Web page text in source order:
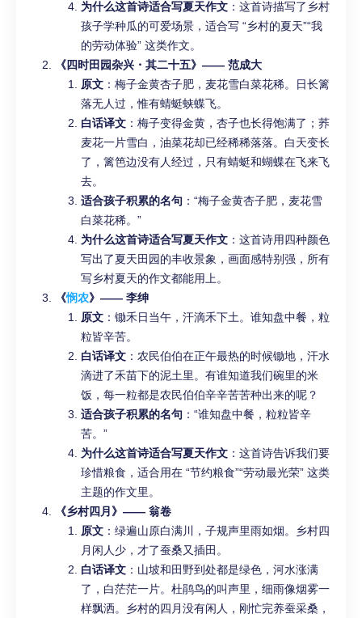
为什么这首诗适合写夏天作文 ：这首诗描写了乡村
孩子学种瓜的可爱场景，适合写 “乡村的夏天”“我
的劳动体验” 这类作文。
《四时田园杂兴・其二十五》—— 范成大
原文 ：梅子金黄杏子肥，麦花雪白菜花稀。日长篱
落无人过，惟有蜻蜓蛱蝶飞。
白话译文 ：梅子变得金黄，杏子也长得饱满了；荞
麦花一片雪白，油菜花却已经稀稀落落。白天变长
了，篱笆边没有人经过，只有蜻蜓和蝴蝶在飞来飞
去。
适合孩子积累的名句 ：“梅子金黄杏子肥，麦花雪
白菜花稀。”
为什么这首诗适合写夏天作文 ：这首诗用四种颜色
写出了夏天田园的丰收景象，画面感特别强，所有
写乡村夏天的作文都能用上。
《悯农》—— 李绅
原文 ：锄禾日当午，汗滴禾下土。谁知盘中餐，粒
粒皆辛苦。
白话译文 ：农民伯伯在正午最热的时候锄地，汗水
滴进了禾苗下的泥土里。有谁知道我们碗里的米
饭，每一粒都是农民伯伯辛辛苦苦种出来的呢？
适合孩子积累的名句 ：“谁知盘中餐，粒粒皆辛
苦。”
为什么这首诗适合写夏天作文 ：这首诗告诉我们要
珍惜粮食，适合用在 “节约粮食”“劳动最光荣” 这类
主题的作文里。
《乡村四月》—— 翁卷
原文 ：绿遍山原白满川，子规声里雨如烟。乡村四
月闲人少，才了蚕桑又插田。
白话译文 ：山坡和田野到处都是绿色，河水涨满
了，白茫茫一片。杜鹃鸟的叫声里，细雨像烟雾一
样飘洒。乡村的四月没有闲人，刚忙完养蚕采桑，